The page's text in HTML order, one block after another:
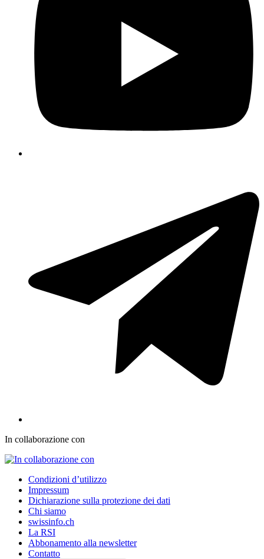
In collaborazione con
Condizioni d’utilizzo
Impressum
Dichiarazione sulla protezione dei dati
Chi siamo
swissinfo.ch
La RSI
Abbonamento alla newsletter
Contatto